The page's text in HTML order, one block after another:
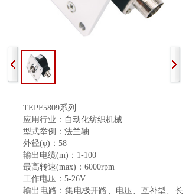
TEPF5809系列
应用行业：自动化纺织机械
型式举例：法兰轴
外径(φ)：58
输出电缆(m)：1-100
最高转速(max)：6000rpm
工作电压：5-26V
输出电路：集电极开路、电压、互补型、长